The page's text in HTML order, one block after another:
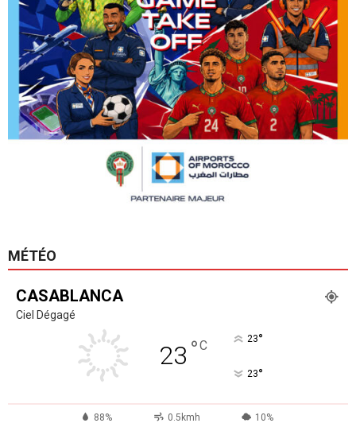
MÉTÉO
CASABLANCA
Ciel Dégagé
23 °C 23°
23°
88% 0.5kmh 10%